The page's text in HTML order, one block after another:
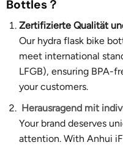
Bottles？
Zertifizierte Qualität
Our hydra flask bike
meet international
LFGB), ensuring BPA-
your customers.
Herausragend mit
Your brand deserves
attention. With Anhui